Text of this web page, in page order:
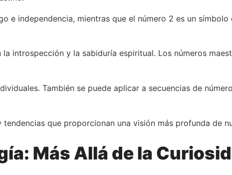
e independencia, mientras que el número 2 es un
introspección y la sabiduría espiritual. Los números
También se puede aplicar a secuencias de
que proporcionan una visión más profunda de
Más Allá de la